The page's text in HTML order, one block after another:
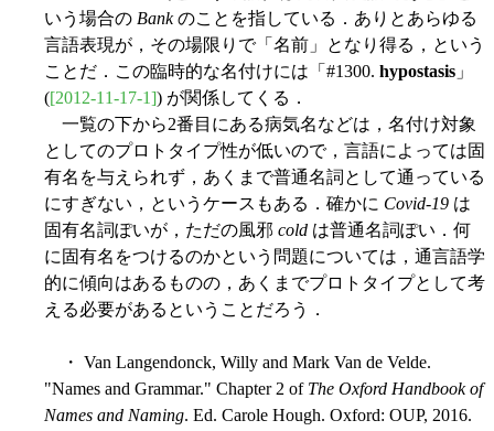
いう場合の Bankのことを指している．ありとあらゆる
言語表現が，その場限りで「名前」となり得る，という
ことだ．この臨時的な名付けには「#1300. hypostasis 」
([2012-11-17-1]) が関係してくる．
一覧の下から2番目にある病気名などは，名付け対象
としてのプロトタイプ性が低いので，言語によっては固
有名を与えられず，あくまで普通名詞として通っている
にすぎない，というケースもある．確かに Covid-19 は
固有名詞ぽいが，ただの風邪 cold は普通名詞ぽい．何
に固有名をつけるのかという問題については，通言語学
的に傾向はあるものの，あくまでプロトタイプとして考
える必要があるということだろう．
・ Van Langendonck, Willy and Mark Van de Velde.
"Names and Grammar." Chapter 2 of The Oxford Handbook of
Names and Naming. Ed. Carole Hough. Oxford: OUP, 2016.